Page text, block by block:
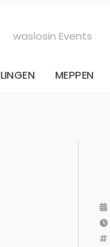
waslosin Events
LINGEN MEPPEN